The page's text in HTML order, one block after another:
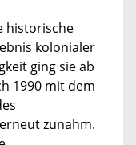
historische
kolonialer
ging sie ab
1990 mit dem
zunahm.